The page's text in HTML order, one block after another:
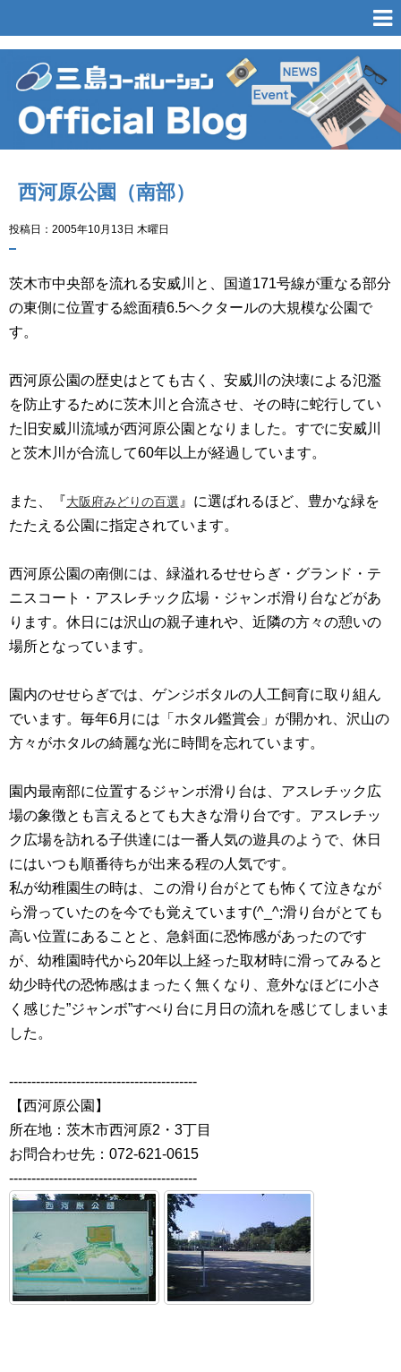
西河原公園（南部）
投稿日：2005年10月13日 木曜日
茨木市中央部を流れる安威川と、国道171号線が重なる部分
の東側に位置する総面積6.5ヘクタールの大規模な公園で
す。
西河原公園の歴史はとても古く、安威川の決壊による氾濫
を防止するために茨木川と合流させ、その時に蛇行してい
た旧安威川流域が西河原公園となりました。すでに安威川
と茨木川が合流して60年以上が経過しています。
また、『大阪府みどりの百選 』に選ばれるほど、豊かな緑を
たたえる公園に指定されています。
西河原公園の南側には、緑溢れるせせらぎ・グランド・テ
ニスコート・アスレチック広場・ジャンボ滑り台などがあ
ります。休日には沢山の親子連れや、近隣の方々の憩いの
場所となっています。
園内のせせらぎでは、ゲンジボタルの人工飼育に取り組ん
でいます。毎年6月には「ホタル鑑賞会」が開かれ、沢山の
方々がホタルの綺麗な光に時間を忘れています。
園内最南部に位置するジャンボ滑り台は、アスレチック広
場の象徴とも言えるとても大きな滑り台です。アスレチッ
ク広場を訪れる子供達には一番人気の遊具のようで、休日
にはいつも順番待ちが出来る程の人気です。
私が幼稚園生の時は、この滑り台がとても怖くて泣きなが
ら滑っていたのを今でも覚えています(^_^;滑り台がとても
高い位置にあることと、急斜面に恐怖感があったのです
が、幼稚園時代から20年以上経った取材時に滑ってみると
幼少時代の恐怖感はまったく無くなり、意外なほどに小さ
く感じた”ジャンボ”すべり台に月日の流れを感じてしまいま
した。
------------------------------------------
【西河原公園】
所在地：茨木市西河原2・3丁目
お問合わせ先：072-621-0615
------------------------------------------